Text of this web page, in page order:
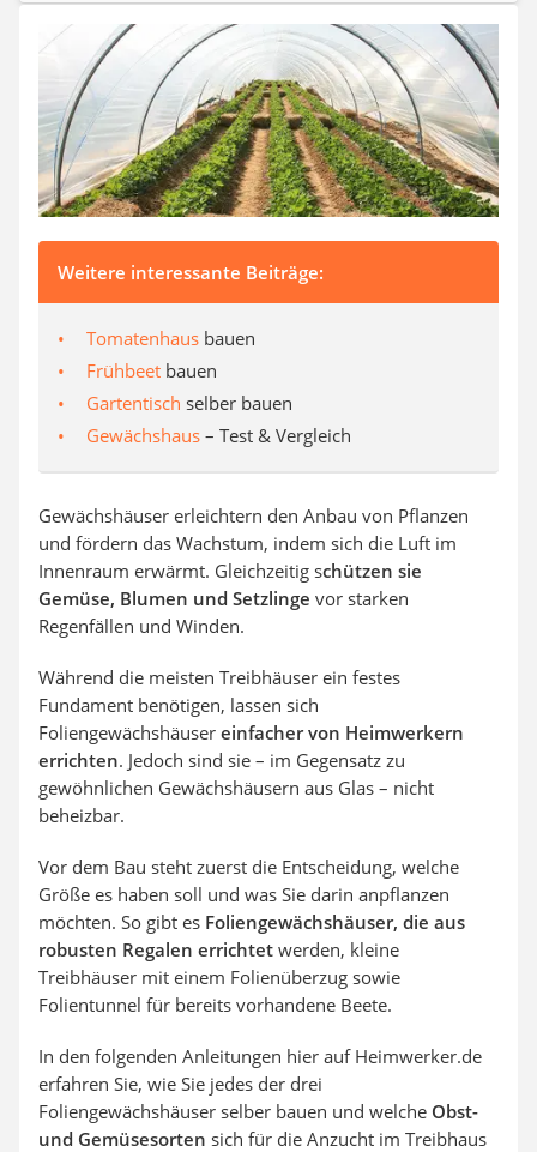
Weitere interessante Beiträge:
Tomatenhaus bauen
Frühbeet bauen
Gartentisch selber bauen
Gewächshaus – Test & Vergleich
Gewächshäuser erleichtern den Anbau von Pflanzen
und fördern das Wachstum, indem sich die Luft im
Innenraum erwärmt. Gleichzeitig schützen sie
Gemüse, Blumen und Setzlinge vor starken
Regenfällen und Winden.
Während die meisten Treibhäuser ein festes
Fundament benötigen, lassen sich
Foliengewächshäuser einfacher von Heimwerkern
errichten. Jedoch sind sie – im Gegensatz zu
gewöhnlichen Gewächshäusern aus Glas – nicht
beheizbar.
Vor dem Bau steht zuerst die Entscheidung, welche
Größe es haben soll und was Sie darin anpflanzen
möchten. So gibt es Foliengewächshäuser, die aus
robusten Regalen errichtet werden, kleine
Treibhäuser mit einem Folienüberzug sowie
Folientunnel für bereits vorhandene Beete.
In den folgenden Anleitungen hier auf Heimwerker.de
erfahren Sie, wie Sie jedes der drei
Foliengewächshäuser selber bauen und welche Obst-
und Gemüsesorten sich für die Anzucht im Treibhaus